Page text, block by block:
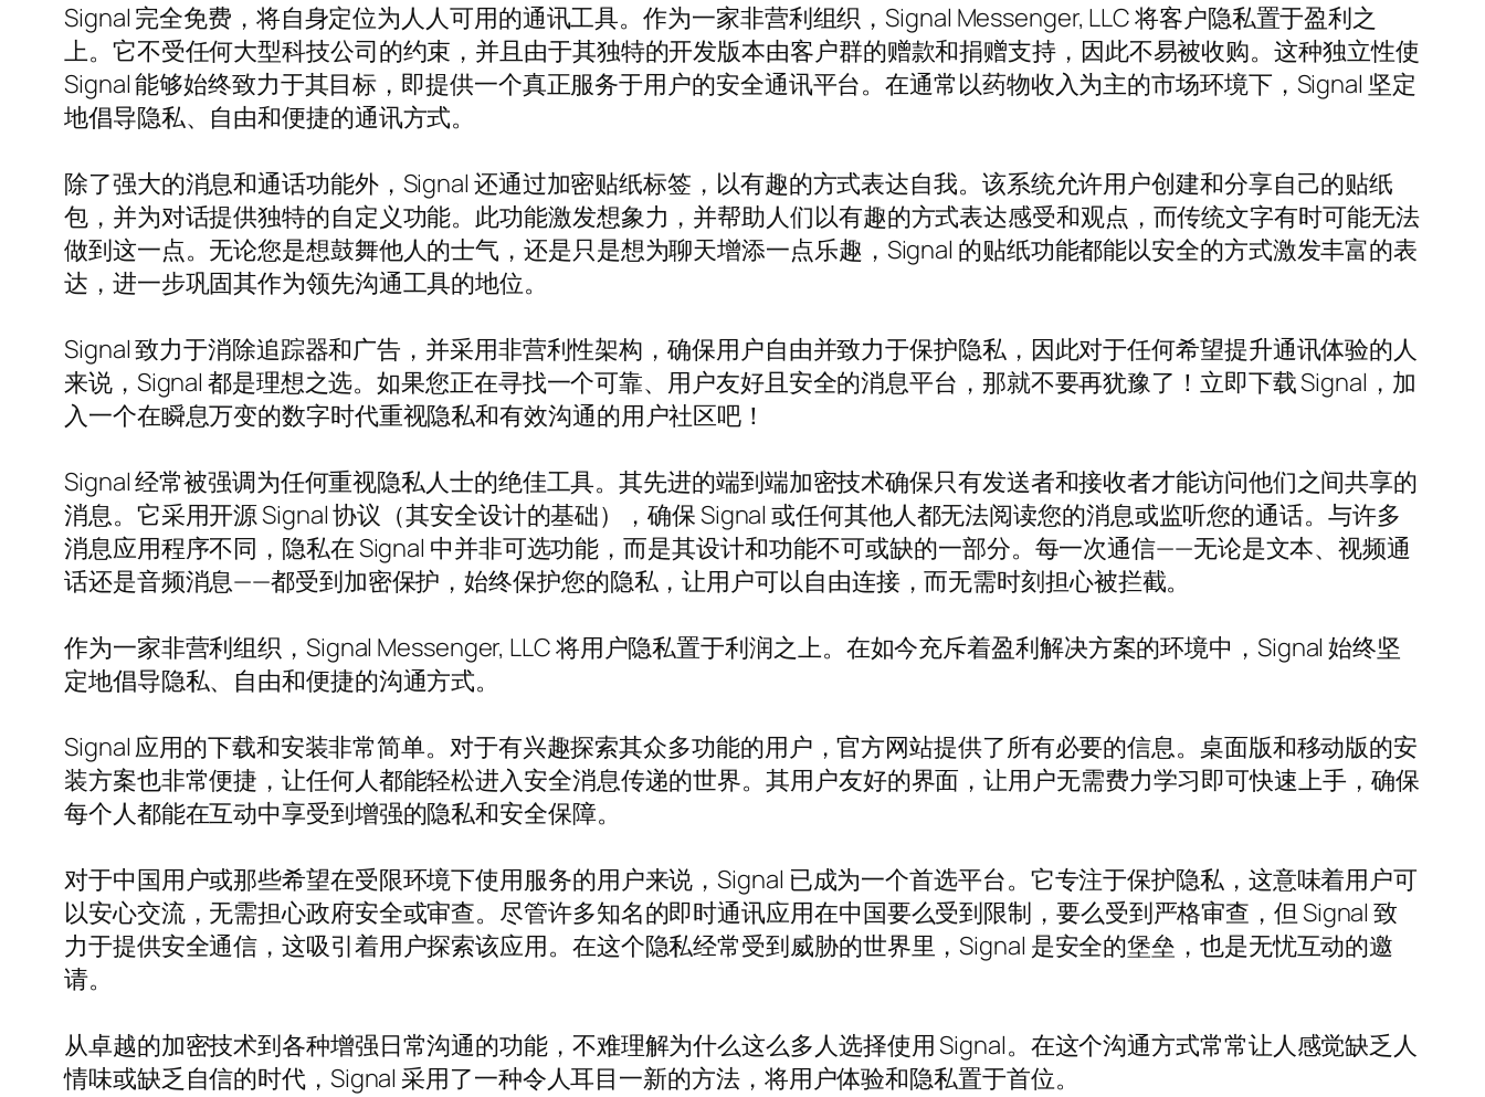
Signal 完全免费，将自身定位为人人可用的通讯工具。作为一家非营利组织，Signal Messenger, LLC 将客户隐私置于盈利之
上。它不受任何大型科技公司的约束，并且由于其独特的开发版本由客户群的赠款和捐赠支持，因此不易被收购。这种独立性使
Signal 能够始终致力于其目标，即提供一个真正服务于用户的安全通讯平台。在通常以药物收入为主的市场环境下，Signal 坚定
地倡导隐私、自由和便捷的通讯方式。
除了强大的消息和通话功能外，Signal 还通过加密贴纸标签，以有趣的方式表达自我。该系统允许用户创建和分享自己的贴纸
包，并为对话提供独特的自定义功能。此功能激发想象力，并帮助人们以有趣的方式表达感受和观点，而传统文字有时可能无法
做到这一点。无论您是想鼓舞他人的士气，还是只是想为聊天增添一点乐趣，Signal 的贴纸功能都能以安全的方式激发丰富的表
达，进一步巩固其作为领先沟通工具的地位。
Signal 致力于消除追踪器和广告，并采用非营利性架构，确保用户自由并致力于保护隐私，因此对于任何希望提升通讯体验的人
来说，Signal 都是理想之选。如果您正在寻找一个可靠、用户友好且安全的消息平台，那就不要再犹豫了！立即下载 Signal，加
入一个在瞬息万变的数字时代重视隐私和有效沟通的用户社区吧！
Signal 经常被强调为任何重视隐私人士的绝佳工具。其先进的端到端加密技术确保只有发送者和接收者才能访问他们之间共享的
消息。它采用开源 Signal 协议（其安全设计的基础），确保 Signal 或任何其他人都无法阅读您的消息或监听您的通话。与许多
消息应用程序不同，隐私在 Signal 中并非可选功能，而是其设计和功能不可或缺的一部分。每一次通信——无论是文本、视频通
话还是音频消息——都受到加密保护，始终保护您的隐私，让用户可以自由连接，而无需时刻担心被拦截。
作为一家非营利组织，Signal Messenger, LLC 将用户隐私置于利润之上。在如今充斥着盈利解决方案的环境中，Signal 始终坚
定地倡导隐私、自由和便捷的沟通方式。
Signal 应用的下载和安装非常简单。对于有兴趣探索其众多功能的用户，官方网站提供了所有必要的信息。桌面版和移动版的安
装方案也非常便捷，让任何人都能轻松进入安全消息传递的世界。其用户友好的界面，让用户无需费力学习即可快速上手，确保
每个人都能在互动中享受到增强的隐私和安全保障。
对于中国用户或那些希望在受限环境下使用服务的用户来说，Signal 已成为一个首选平台。它专注于保护隐私，这意味着用户可
以安心交流，无需担心政府安全或审查。尽管许多知名的即时通讯应用在中国要么受到限制，要么受到严格审查，但 Signal 致
力于提供安全通信，这吸引着用户探索该应用。在这个隐私经常受到威胁的世界里，Signal 是安全的堡垒，也是无忧互动的邀
请。
从卓越的加密技术到各种增强日常沟通的功能，不难理解为什么这么多人选择使用 Signal。在这个沟通方式常常让人感觉缺乏人
情味或缺乏自信的时代，Signal 采用了一种令人耳目一新的方法，将用户体验和隐私置于首位。